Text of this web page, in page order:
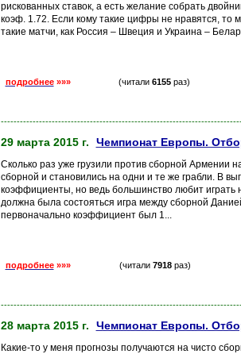
рискованных ставок, а есть желание собрать
коэф. 1.72. Если кому такие цифры не нравятся, то
такие матчи, как Россия – Швеция и Украина –
подробнее »»» (читали 6155раз)
29 марта 2015 г. Чемпионат Европы.
Сколько раз уже грузили против сборной Армении
сборной и становились на одни и те же грабли. В
коэффициенты, но ведь большинство любит играть
должна была состояться игра между сборной
первоначально коэффициент был 1...
подробнее »»» (читали 7918раз)
28 марта 2015 г. Чемпионат Европы.
Какие-то у меня прогнозы получаются на чисто